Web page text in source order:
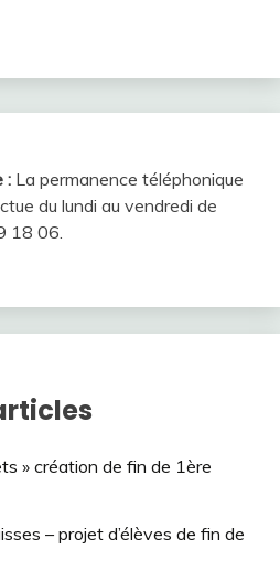
: La permanence téléphonique
du lundi au vendredi de
18 06.
» création de fin de 1ère
– projet d’élèves de fin de